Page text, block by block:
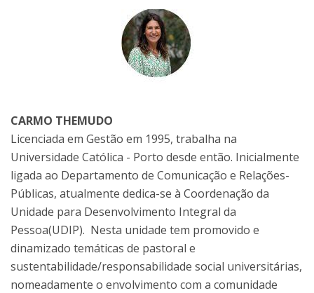
CARMO THEMUDO
Licenciada em Gestão em 1995, trabalha na
Universidade Católica - Porto desde então. Inicialmente
ligada ao Departamento de Comunicação e Relações-
Públicas, atualmente dedica-se à Coordenação da
Unidade para Desenvolvimento Integral da
Pessoa(UDIP). Nesta unidade tem promovido e
dinamizado temáticas de pastoral e
sustentabilidade/responsabilidade social universitárias,
nomeadamente o envolvimento com a comunidade